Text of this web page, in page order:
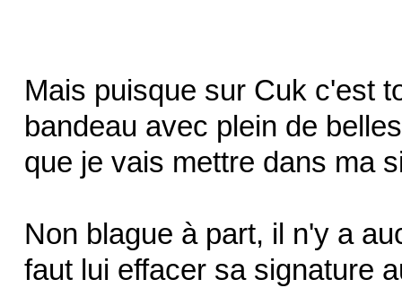
Mais puisque sur Cuk c'est
bandeau avec plein de
que je vais mettre dans ma
Non blague à part, il n'y a
faut lui effacer sa signature